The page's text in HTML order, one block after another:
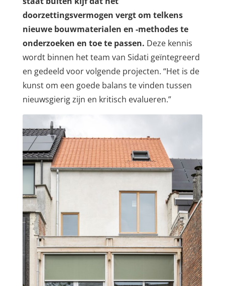
doorzettingsvermogen vergt om telkens
nieuwe bouwmaterialen en -methodes te
onderzoeken en toe te passen. Deze kennis
wordt binnen het team van Sidati geïntegreerd
en gedeeld voor volgende projecten. “Het is de
kunst om een goede balans te vinden tussen
nieuwsgierig zijn en kritisch evalueren.”